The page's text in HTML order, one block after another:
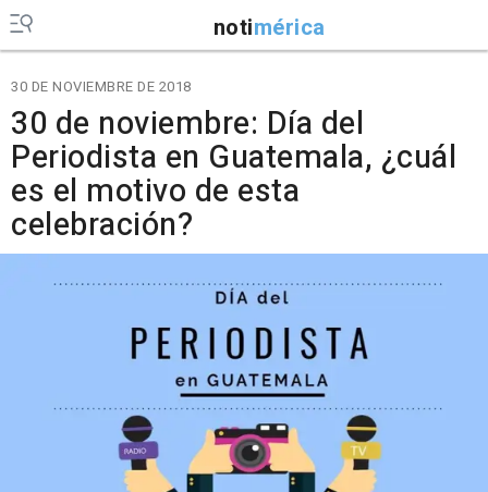
notimérica
30 DE NOVIEMBRE DE 2018
30 de noviembre: Día del
Periodista en Guatemala, ¿cuál
es el motivo de esta
celebración?